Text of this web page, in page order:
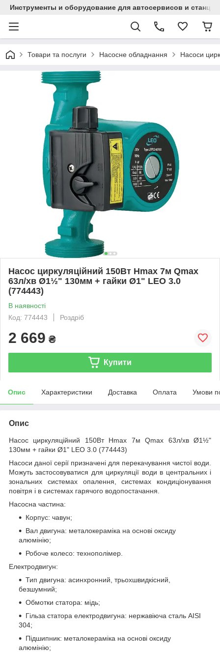
Инструменты и оборудование для автосервисов и
Товари та послуги Насосне обладнання Насоси
Насос циркуляційний 150Вт Hmax 7м Qmax
63л/хв Ø1½" 130мм + гайки Ø1" LEO 3.0
(774443)
В наявності
Код: 774443
Роздріб
2 669 ₴
Купити
Опис Характеристики Доставка Оплата Умови
Опис
Насос циркуляційний 150Вт Hmax 7м Qmax 63л/хв Ø1½"
130мм + гайки Ø1" LEO 3.0 (774443)
Насоси даної серії призначені для перекачування чистої води.
Можуть застосовуватися для циркуляції води в центральних і
зональних системах опалення, системах кондиціонування
повітря і в системах гарячого водопостачання.
Насосна частина:
Корпус: чавун;
Вал двигуна: металокераміка на основі оксиду
алюмінію;
Робоче колесо: технополімер.
Електродвигун:
Тип двигуна: асинхронний, трьохшвидкісний,
безшумний;
Обмотки статора: мідь;
Гільза статора електродвигуна: нержавіюча сталь AISI
304;
Підшипник: металокераміка на основі оксиду
алюмінію;